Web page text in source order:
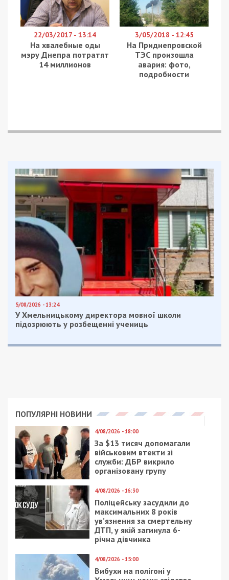
Слідство.Інфо».
Дружина посадовця Ганна Малєєвавзяла
участь у програмі «Супермама», де розповіла, що
родина орендує будинок в Бучі площею 130
квадратних метрів. Також жінка додала, що не
цікавилася вартістю оренди та не може
місяць.
Малєєв приїздить на вихідні.
У програмі також брала участь колишня дружина
прокурора Тетяна Малєєва. Жінка розповіла, що
для неї та дітей Олександр Малєєв орендує
квартиру за 15 тис. грн на місяць та сплачує 30
тис. грн щомісячно. Цю квартиру і видатки
посадовець також не зазначає у декларації.
Заінформацією журналістів, будинок, який
орендує прокурор, розташований на території
природно-заповідного фонду, де будівництво
заборонене. За контроль будівництва на
території фонду відповідає Спеціалізована
екологічна прокуратура, в якій працює Малєєв.
Окрім цього, Олександр Малєєв не вказував у
Малєєва заявила, що вона самостійно сплатила
лише переліт, тоді як витрати на пологи та
проживання були покриті урядом США.
У декларації за 2024 рік прокурор
такожзазначаєспільну з дружиною власність на
нерухомість в Одесі: дві квартири площею 43,7
та 28,9 квадратних метрів та нежитлове
приміщення площею 101,7 квадратних метра.
Малєєв орендує квартиру у Києві площею 48,3
квадратних метра та квартиру в Одесі
площею 73,4 квадратних метра. У квітні 2025
завершило будівництво
однієї квартири в Одесі площею 90 квадратних
метрів.